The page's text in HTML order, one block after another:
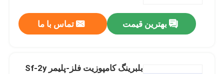
تور کارخانه
بهترین قیمت تماس با ما
بلبرینگ کامپوزیت فلز-پلیمر Sf-2y